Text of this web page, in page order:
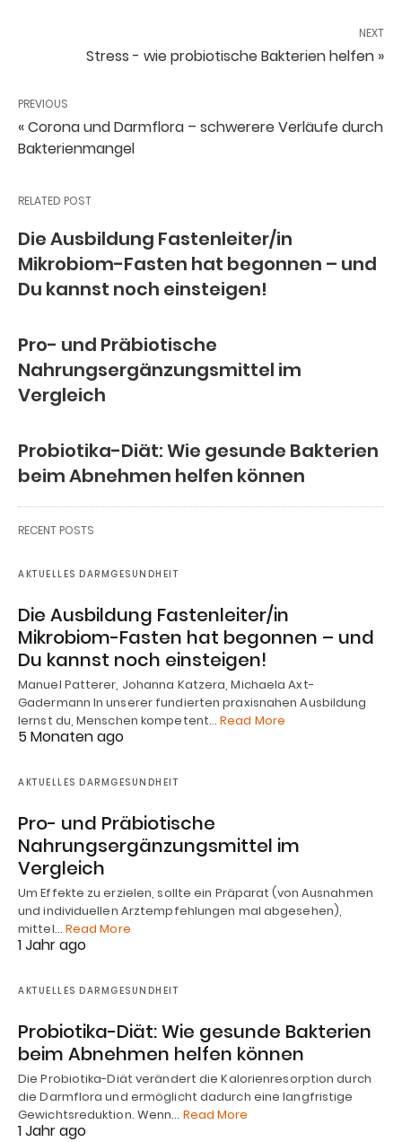
NEXT
Stress - wie probiotische Bakterien helfen »
PREVIOUS
« Corona und Darmflora – schwerere Verläufe durch
Bakterienmangel
RELATED POST
Die Ausbildung Fastenleiter/in
Mikrobiom-Fasten hat begonnen – und
Du kannst noch einsteigen!
Pro- und Präbiotische
Nahrungsergänzungsmittel im
Vergleich
Probiotika-Diät: Wie gesunde Bakterien
beim Abnehmen helfen können
RECENT POSTS
AKTUELLES DARMGESUNDHEIT
Die Ausbildung Fastenleiter/in
Mikrobiom-Fasten hat begonnen – und
Du kannst noch einsteigen!
Manuel Patterer, Johanna Katzera, Michaela Axt-
Gadermann In unserer fundierten praxisnahen Ausbildung
lernst du, Menschen kompetent…Read More
5 Monaten ago
AKTUELLES DARMGESUNDHEIT
Pro- und Präbiotische
Nahrungsergänzungsmittel im
Vergleich
Um Effekte zu erzielen, sollte ein Präparat (von Ausnahmen
und individuellen Arztempfehlungen mal abgesehen),
mittel… Read More
1 Jahr ago
AKTUELLES DARMGESUNDHEIT
Probiotika-Diät: Wie gesunde Bakterien
beim Abnehmen helfen können
Die Probiotika-Diät verändert die Kalorienresorption durch
die Darmflora und ermöglicht dadurch eine langfristige
Gewichtsreduktion. Wenn… Read More
1 Jahr ago